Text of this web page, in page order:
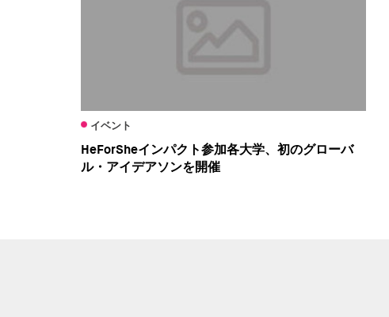
イベント
HeForSheインパクト参加各大学、初のグローバ
ル・アイデアソンを開催